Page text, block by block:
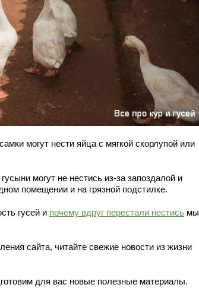
могут нести яйца с мягкой скорлупой или
могут не нестись из-за запоздалой и
помещении и на грязной подстилке.
гусей и почему вдруг перестали нестись мы
сайта, читайте свежие новости из жизни
для вас новые полезные материалы.